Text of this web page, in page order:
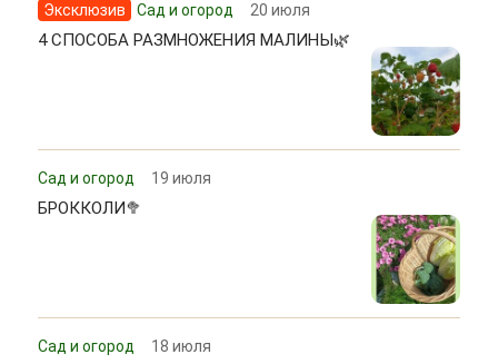
Эксклюзив Сад и огород 20 июля
4 СПОСОБА РАЗМНОЖЕНИЯ МАЛИНЫ🌿
Сад и огород 19 июля
БРОККОЛИ🥦
Сад и огород 18 июля